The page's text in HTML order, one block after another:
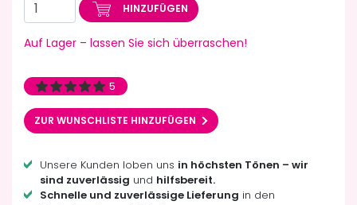
HINZUFÜGEN
Auf Lager – lassen Sie sich überraschen!
5
ZUR WUNSCHLISTE HINZUFÜGEN
Unsere Kunden loben uns in höchsten Tönen – wir
sind zuverlässig und hilfsbereit.
Schnelle und zuverlässige Lieferung in den